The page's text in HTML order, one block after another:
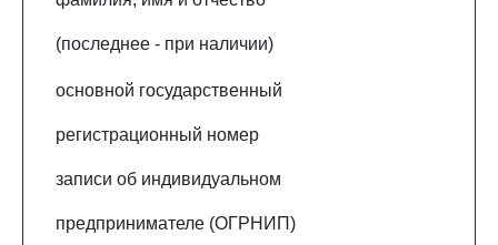
(последнее - при наличии)
основной государственный
регистрационный номер
записи об индивидуальном
предпринимателе (ОГРНИП)